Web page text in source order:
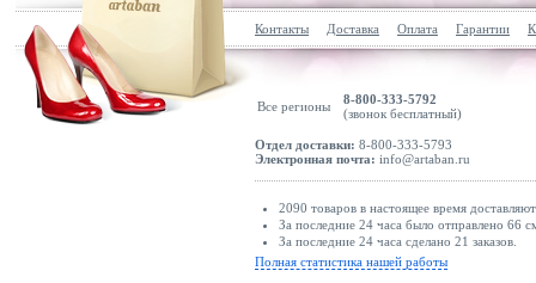
Контакты Доставка Оплата Гарантии
Все регионы
8-800-333-5792
(звонок бесплатный)
Отдел доставки: 8-800-333-5793
Электронная почта: info@artaban.ru
2090 товаров в настоящее время
За последние 24 часа было отправлено 66
За последние 24 часа сделано 21 заказов.
Полная статистика нашей работы